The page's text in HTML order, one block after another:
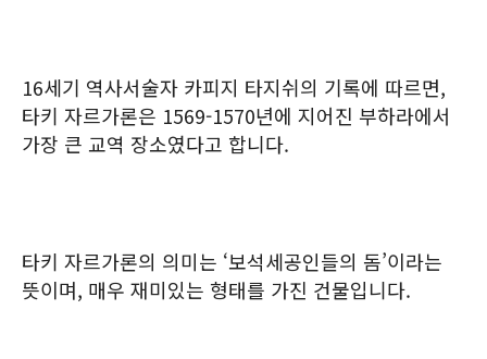
16세기 역사서술자 카피지 타지쉬의 기록에 따르면,
타키 자르가론은 1569-1570년에 지어진 부하라에서
가장 큰 교역 장소였다고 합니다.
타키 자르가론의 의미는 ‘보석세공인들의 돔’이라는
뜻이며, 매우 재미있는 형태를 가진 건물입니다.